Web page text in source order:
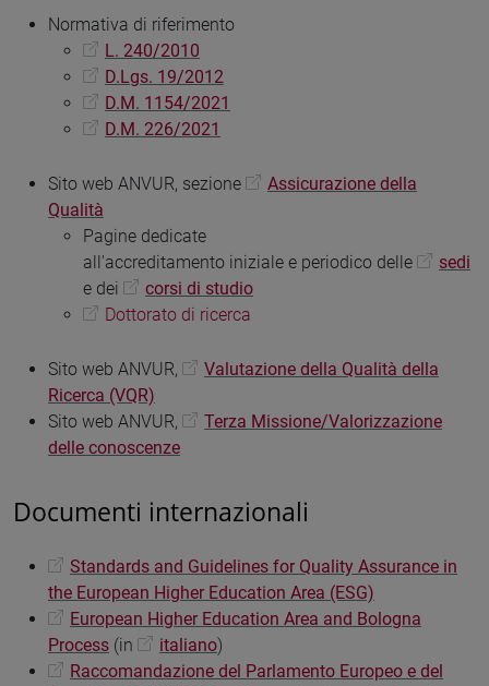
Normativa di riferimento
L. 240/2010
D.Lgs. 19/2012
D.M. 1154/2021
D.M. 226/2021
Sito web ANVUR, sezione
Assicurazione della
Qualità
Pagine dedicate
all'accreditamento iniziale e periodico delle
sedi
e dei
corsi di studio
Dottorato di ricerca
Sito web ANVUR,
Valutazione della Qualità della
Ricerca (VQR)
Sito web ANVUR,
Terza Missione/Valorizzazione
delle conoscenze
Documenti internazionali
Standards and Guidelines for Quality Assurance in
the European Higher Education Area (ESG)
European Higher Education Area and Bologna
Process (in italiano)
Raccomandazione del Parlamento Europeo e del